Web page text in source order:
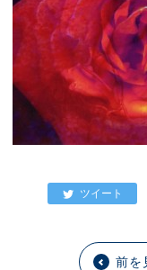
前を